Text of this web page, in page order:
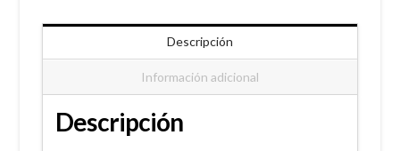
Descripción
Información adicional
Descripción